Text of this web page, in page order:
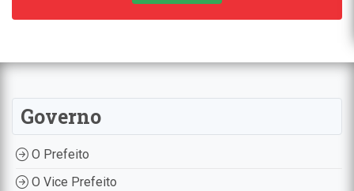
Governo
O Prefeito
O Vice Prefeito